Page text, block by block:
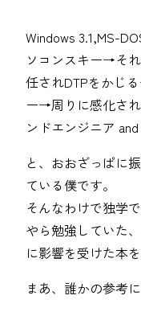
Windows 3.1,MS-
ソコンスキー→そ
任されDTPをかじ
ー→周りに感化さ
ンドエンジニア
と、おおざっぱに
ている僕です。
そんなわけで独学
やら勉強していた
に影響を受けた本
まあ、誰かの参考